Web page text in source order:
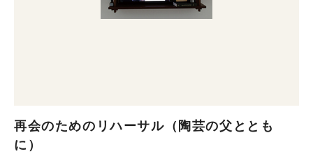
再会のためのリハーサル（陶芸の父ととも
に）